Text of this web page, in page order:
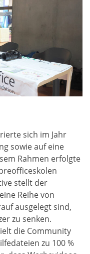
sich im Jahr
sowie auf eine
Rahmen erfolgte
stellt der
Reihe von
ausgelegt sind,
zu senken.
die Community
zu 100 %